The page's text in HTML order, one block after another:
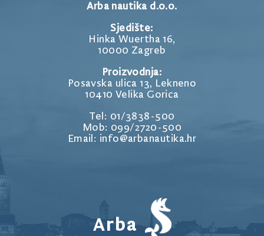
Arba nautika d.o.o.
Sjedište:
Hinka Wuertha 16,
10000 Zagreb
Proizvodnja:
Posavska ulica 13, Lekneno
10410 Velika Gorica
Tel: 01/3838-500
Mob: 099/2720-500
Email: info@arbanautika.hr
Arba